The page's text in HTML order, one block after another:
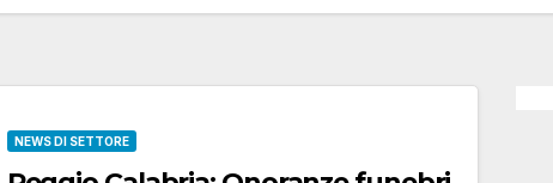
NEWS DI SETTORE